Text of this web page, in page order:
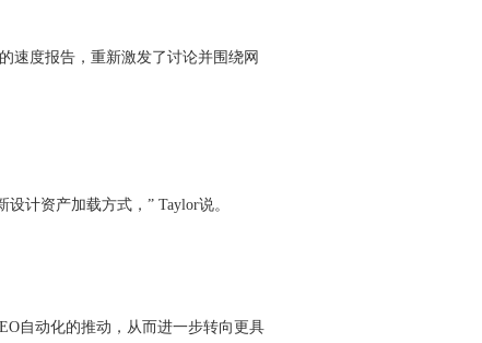
速度报告，重新激发了讨论并围绕网
计资产加载方式，” Taylor说。
自动化的推动，从而进一步转向更具